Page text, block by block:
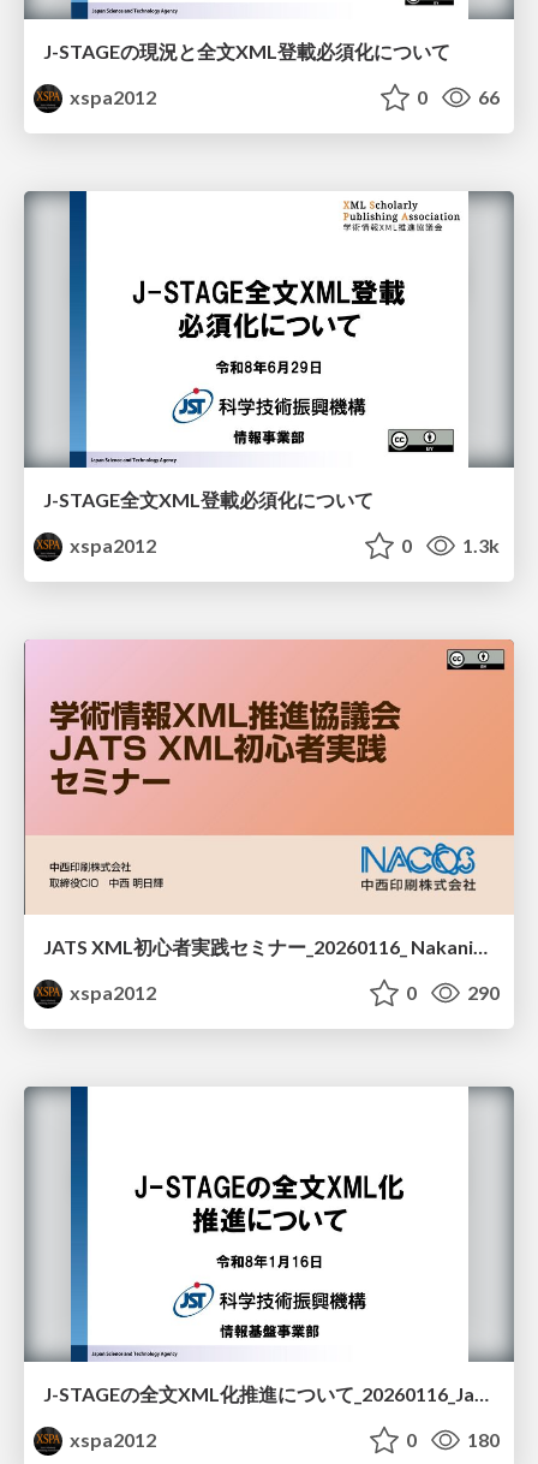
J-STAGEの現況と全文XML登載必須化について
xspa2012
0 66
J-STAGE全文XML登載必須化について
xspa2012
0 1.3k
JATS XML初心者実践セミナー_20260116_ Nakanishi Printing Company, Ltd
xspa2012
0 290
J-STAGEの全文XML化推進について_20260116_Japan Science and Technology Agency
xspa2012
0 180